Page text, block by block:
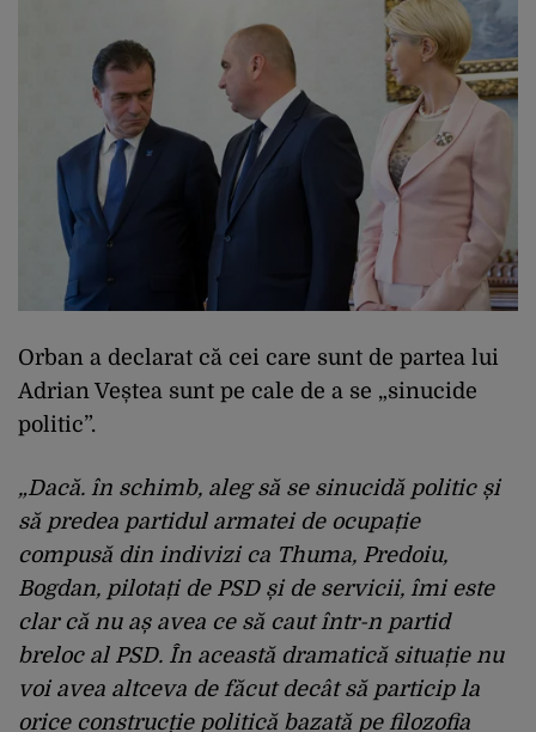
Orban a declarat că cei care sunt de partea lui
Adrian Veștea sunt pe cale de a se „sinucide
politic”.
„Dacă. în schimb, aleg să se sinucidă politic și
să predea partidul armatei de ocupație
compusă din indivizi ca Thuma, Predoiu,
Bogdan, pilotați de PSD și de servicii, îmi este
clar că nu aș avea ce să caut într-n partid
breloc al PSD. În această dramatică situație nu
voi avea altceva de făcut decât să particip la
orice construcție politică bazată pe filozofia